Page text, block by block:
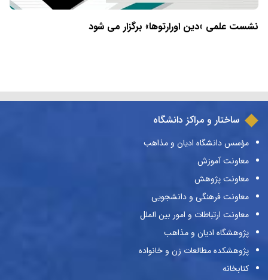
نشست علمی «دین اورارتوها» برگزار می شود
ساختار و مراکز دانشگاه
مؤسس دانشگاه ادیان و مذاهب
معاونت آموزش
معاونت پژوهش
معاونت فرهنگی و دانشجویی
معاونت ارتباطات و امور بین الملل
پژوهشگاه ادیان و مذاهب
پژوهشکده مطالعات زن و خانواده
کتابخانه